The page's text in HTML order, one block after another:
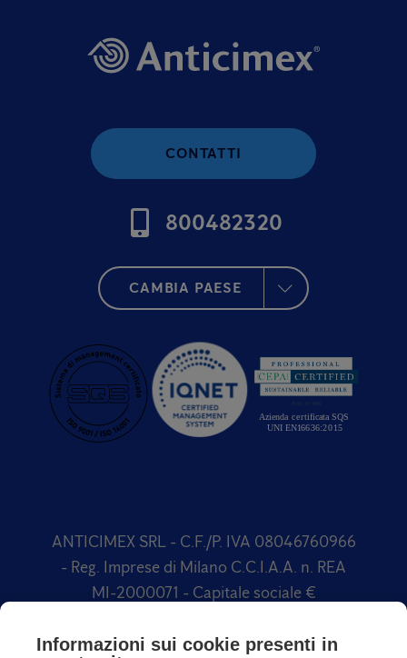
CONTATTI
800482320
CAMBIA PAESE
ANTICIMEX SRL - C.F./P. IVA 08046760966
- Reg. Imprese di Milano C.C.I.A.A. n. REA
MI-2000071 - Capitale sociale €
coordinamento di Anticimex International
Informazioni sui cookie presenti in